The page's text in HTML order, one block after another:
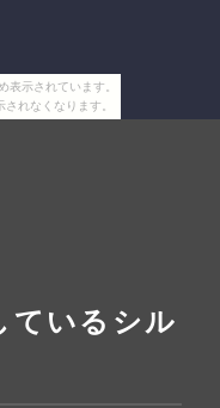
表示されています。
れなくなります。
ているシル